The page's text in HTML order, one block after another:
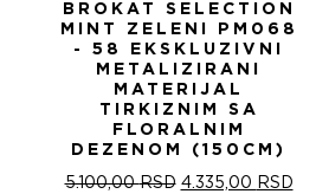
BROKAT SELECTION
MINT ZELENI PM068
- 58 EKSKLUZIVNI
METALIZIRANI
MATERIJAL
TIRKIZNIM SA
FLORALNIM
DEZENOM (150CM)
5.100,00RSD ОРИГИНАЛНА
4.335,00 RSD